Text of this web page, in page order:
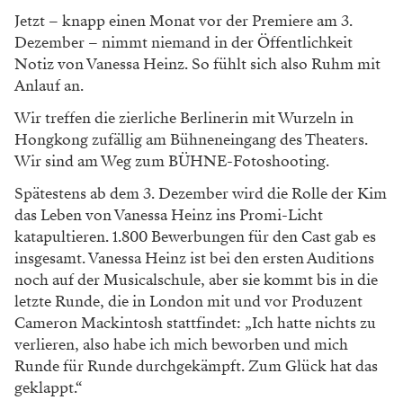
Jetzt – knapp einen Monat vor der Premiere am 3.
Dezember – nimmt niemand in der Öffentlichkeit
Notiz von Vanessa Heinz. So fühlt sich also Ruhm mit
Anlauf an.
Wir treffen die zierliche Berlinerin mit Wurzeln in
Hongkong zufällig am Bühneneingang des Theaters.
Wir sind am Weg zum BÜHNE-Fotoshooting.
Spätestens ab dem 3. Dezember wird die Rolle der Kim
das Leben von Vanessa Heinz ins Promi-­Licht
katapultieren. 1.800 Bewerbungen für den Cast gab es
insgesamt. Vanessa Heinz ist bei den ersten Auditions
noch auf der Musicalschule, aber sie kommt bis in die
letzte Runde, die in London mit und vor Produzent
Cameron Mackintosh stattfindet: „Ich hatte nichts zu
verlieren, also habe ich mich beworben und mich
Runde für Runde durchgekämpft. Zum Glück hat das
geklappt.“